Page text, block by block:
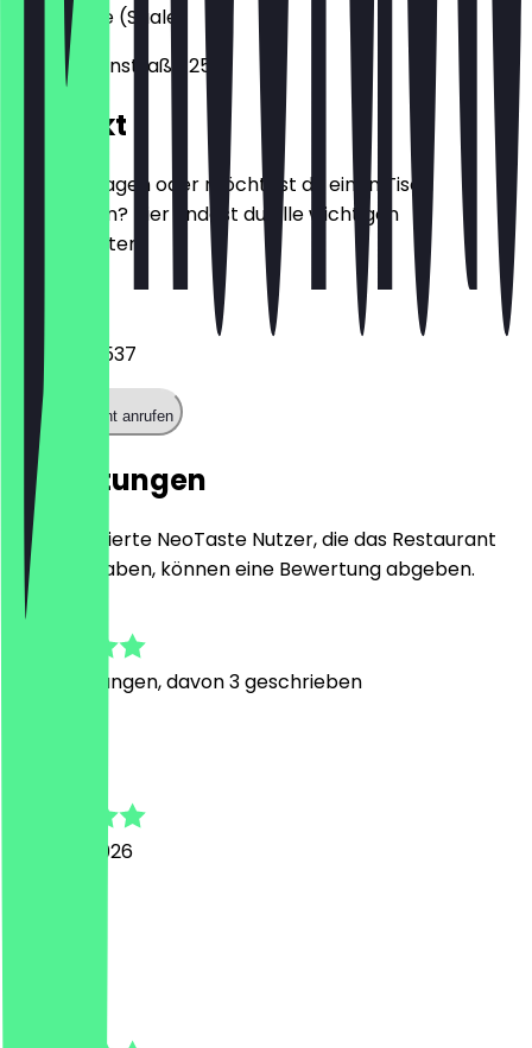
Halle (Saale)
Große Steinstraße 25
Kontakt
Hast du Fragen oder möchtest du einen Tisch
reservieren? Hier findest du alle wichtigen
Kontaktdaten.
0177 2346537
Restaurant anrufen
Bewertungen
Nur registrierte NeoTaste Nutzer, die das Restaurant
besucht haben, können eine Bewertung abgeben.
4.9
Bewertungen, davon 3 geschrieben
30. April 2026